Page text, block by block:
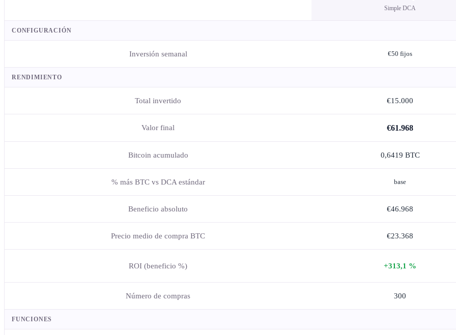
Simple DCA
CONFIGURACIÓN
Inversión semanal €50 fijos
RENDIMIENTO
Total invertido €15.000
Valor final €61.968
Bitcoin acumulado 0,6419 BTC
% más BTC vs DCA estándar base
Beneficio absoluto €46.968
Precio medio de compra BTC €23.368
ROI (beneficio %) +313,1 %
Número de compras 300
FUNCIONES